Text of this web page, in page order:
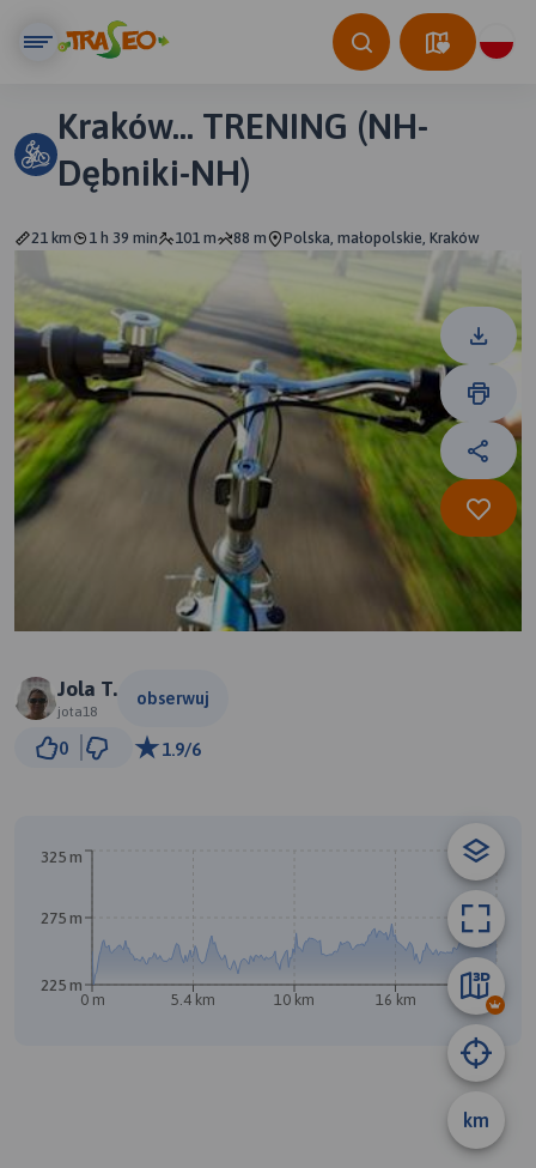
Kraków... TRENING (NH-
Dębniki-NH)
21 km 1 h 39 min 101 m 88 m Polska, małopolskie, Kraków
Jola T.
jota18
obserwuj
0 1.9/6
km
0 m 5.4 km 10 km 16 km 21 km
225 m
275 m
325 m